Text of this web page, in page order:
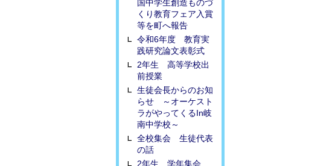
国中学生創造ものづ
くり教育フェア入賞
等を町へ報告
令和6年度 教育実
践研究論文表彰式
2年生 高等学校出
前授業
生徒会長からのお知
らせ ～オーケスト
ラがやってくるIn岐
南中学校～
全校集会 生徒代表
の話
2年生 学年集会